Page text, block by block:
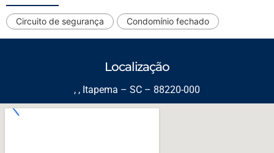
Circuito de segurança Condomínio fechado
Localização
, , Itapema – SC – 88220-000